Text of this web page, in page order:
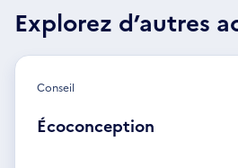
Explorez d’autres
Conseil
Écoconception